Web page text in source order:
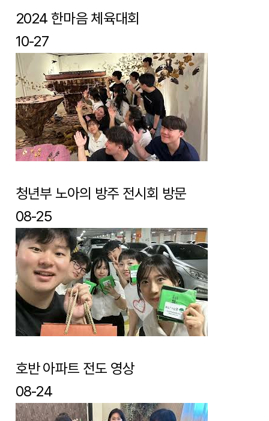
2024 한마음 체육대회
10-27
청년부 노아의 방주 전시회 방문
08-25
호반 아파트 전도 영상
08-24